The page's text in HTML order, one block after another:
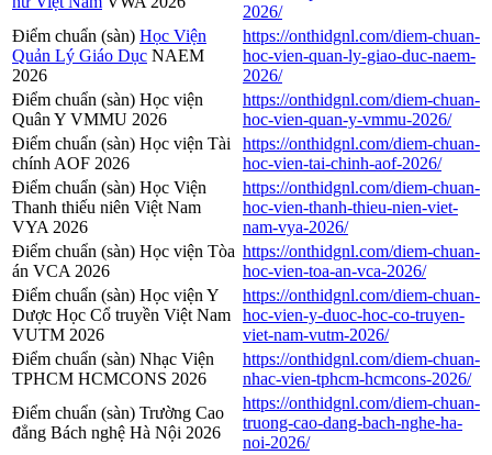
2026/
Điểm chuẩn (sàn) Học Viện
Quản Lý Giáo Dục NAEM
2026
https://onthidgnl.com/diem-chuan-
hoc-vien-quan-ly-giao-duc-naem-
2026/
Điểm chuẩn (sàn) Học viện
Quân Y VMMU 2026
https://onthidgnl.com/diem-chuan-
hoc-vien-quan-y-vmmu-2026/
Điểm chuẩn (sàn) Học viện Tài
chính AOF 2026
https://onthidgnl.com/diem-chuan-
hoc-vien-tai-chinh-aof-2026/
Điểm chuẩn (sàn) Học Viện
Thanh thiếu niên Việt Nam
VYA 2026
https://onthidgnl.com/diem-chuan-
hoc-vien-thanh-thieu-nien-viet-
nam-vya-2026/
Điểm chuẩn (sàn) Học viện Tòa
án VCA 2026
https://onthidgnl.com/diem-chuan-
hoc-vien-toa-an-vca-2026/
Điểm chuẩn (sàn) Học viện Y
Dược Học Cổ truyền Việt Nam
VUTM 2026
https://onthidgnl.com/diem-chuan-
hoc-vien-y-duoc-hoc-co-truyen-
viet-nam-vutm-2026/
Điểm chuẩn (sàn) Nhạc Viện
TPHCM HCMCONS 2026
https://onthidgnl.com/diem-chuan-
nhac-vien-tphcm-hcmcons-2026/
Điểm chuẩn (sàn) Trường Cao
đẳng Bách nghệ Hà Nội 2026
https://onthidgnl.com/diem-chuan-
truong-cao-dang-bach-nghe-ha-
noi-2026/